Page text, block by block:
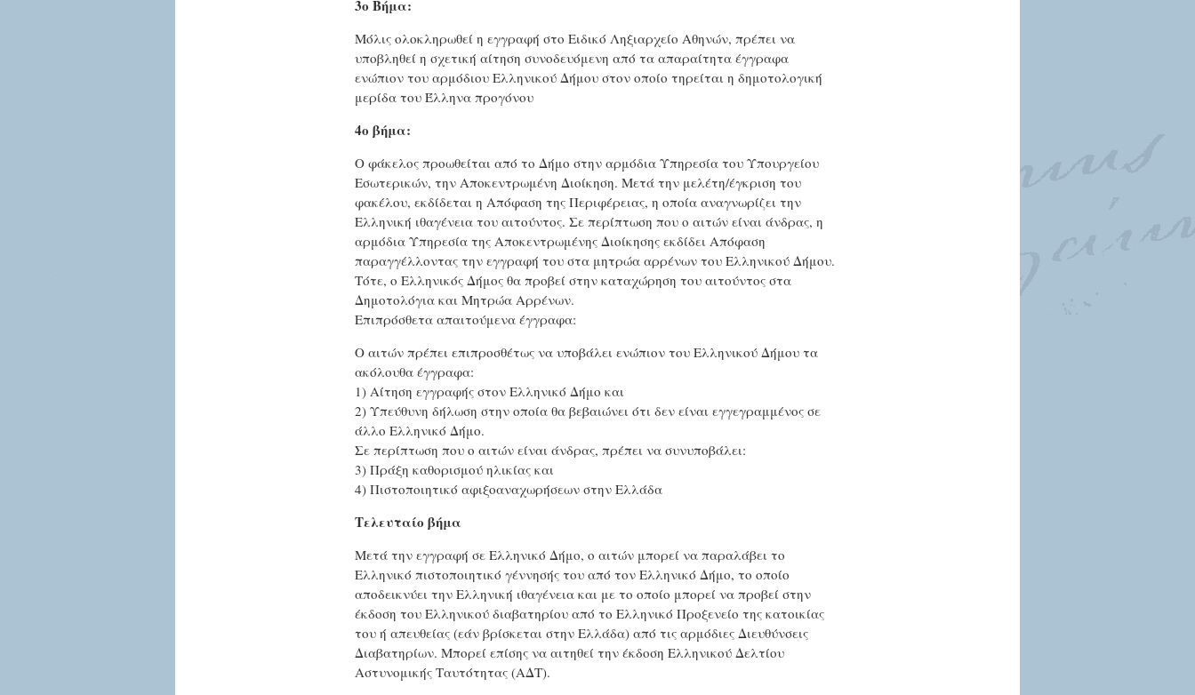
3ο Βήμα:
Μόλις ολοκληρωθεί η εγγραφή στο Ειδικό Ληξιαρχείο Αθηνών, πρέπει να
υποβληθεί η σχετική αίτηση συνοδευόμενη από τα απαραίτητα έγγραφα
ενώπιον του αρμόδιου Ελληνικού Δήμου στον οποίο τηρείται η δημοτολογική
μερίδα του Έλληνα προγόνου
4ο βήμα:
Ο φάκελος προωθείται από το Δήμο στην αρμόδια Υπηρεσία του Υπουργείου
Εσωτερικών, την Αποκεντρωμένη Διοίκηση. Μετά την μελέτη/έγκριση του
φακέλου, εκδίδεται η Απόφαση της Περιφέρειας, η οποία αναγνωρίζει την
Ελληνική ιθαγένεια του αιτούντος. Σε περίπτωση που ο αιτών είναι άνδρας, η
αρμόδια Υπηρεσία της Αποκεντρωμένης Διοίκησης εκδίδει Απόφαση
παραγγέλλοντας την εγγραφή του στα μητρώα αρρένων του Ελληνικού Δήμου.
Τότε, ο Ελληνικός Δήμος θα προβεί στην καταχώρηση του αιτούντος στα
Δημοτολόγια και Μητρώα Αρρένων.
Επιπρόσθετα απαιτούμενα έγγραφα:
Ο αιτών πρέπει επιπροσθέτως να υποβάλει ενώπιον του Ελληνικού Δήμου τα
ακόλουθα έγγραφα:
1) Αίτηση εγγραφής στον Ελληνικό Δήμο και
2) Υπεύθυνη δήλωση στην οποία θα βεβαιώνει ότι δεν είναι εγγεγραμμένος σε
άλλο Ελληνικό Δήμο.
Σε περίπτωση που ο αιτών είναι άνδρας, πρέπει να συνυποβάλει:
3) Πράξη καθορισμού ηλικίας και
4) Πιστοποιητικό αφιξοαναχωρήσεων στην Ελλάδα
Τελευταίο βήμα
Μετά την εγγραφή σε Ελληνικό Δήμο, ο αιτών μπορεί να παραλάβει το
Ελληνικό πιστοποιητικό γέννησής του από τον Ελληνικό Δήμο, το οποίο
αποδεικνύει την Ελληνική ιθαγένεια και με το οποίο μπορεί να προβεί στην
έκδοση του Ελληνικού διαβατηρίου από το Ελληνικό Προξενείο της κατοικίας
του ή απευθείας (εάν βρίσκεται στην Ελλάδα) από τις αρμόδιες Διευθύνσεις
Διαβατηρίων. Μπορεί επίσης να αιτηθεί την έκδοση Ελληνικού Δελτίου
Αστυνομικής Ταυτότητας (ΑΔΤ).